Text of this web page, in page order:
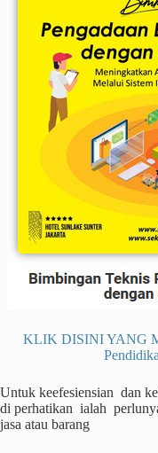
KLIK DISINI YANG
Untuk keefesiensian dan
di perhatikan ialah
jasa atau barang